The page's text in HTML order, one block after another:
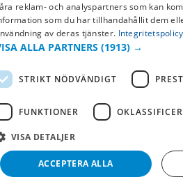
reklam- och analyspartners som kan
som du har tillhandahållit dem
av deras tjänster. Integritetspolicy
ALLA PARTNERS (1913) →
STRIKT NÖDVÄNDIGT
FUNKTIONER
VISA DETALJER
ACCEPTERA ALLA